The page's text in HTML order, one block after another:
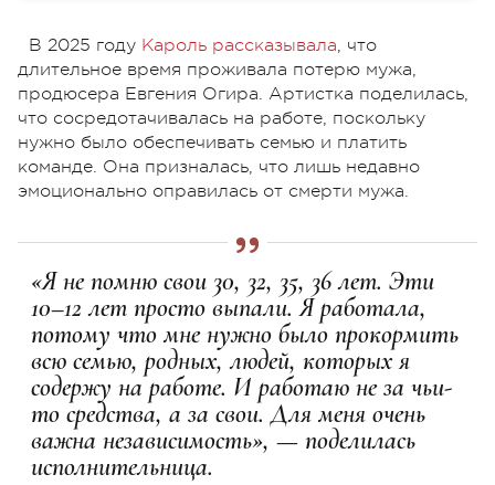
В 2025 году Кароль рассказывала, что
длительное время проживала потерю мужа,
продюсера Евгения Огира. Артистка поделилась,
что сосредотачивалась на работе, поскольку
нужно было обеспечивать семью и платить
команде. Она призналась, что лишь недавно
эмоционально оправилась от смерти мужа.
«Я не помню свои 30, 32, 35, 36 лет. Эти
10–12 лет просто выпали. Я работала,
потому что мне нужно было прокормить
всю семью, родных, людей, которых я
содержу на работе. И работаю не за чьи-
то средства, а за свои. Для меня очень
важна независимость», — поделилась
исполнительница.